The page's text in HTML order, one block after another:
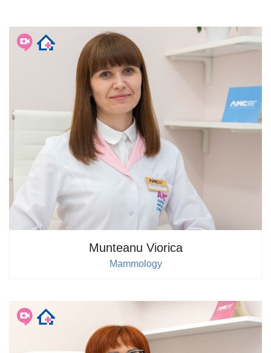
Munteanu Viorica
Mammology